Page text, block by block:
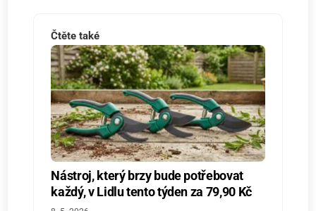
Čtěte také
Nástroj, který brzy bude potřebovat
každý, v Lidlu tento týden za 79,90 Kč